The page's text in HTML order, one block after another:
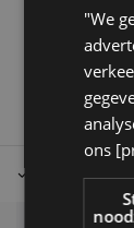
Tot 30
"We
ons